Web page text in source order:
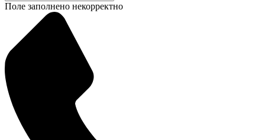
Поле заполнено некорректно